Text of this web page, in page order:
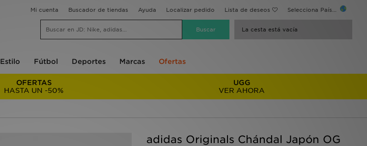
Mi cuenta Buscador de tiendas Ayuda Localizar pedido Lista de deseos Selecciona País...
La cesta está vacía
Estilo Fútbol Deportes Marcas Ofertas
OFERTAS
HASTA UN -50%
UGG
VER AHORA
adidas Originals Chándal Japón OG